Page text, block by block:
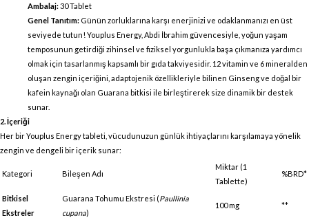
Ambalaj:30 Tablet
Genel Tanıtım: Günün zorluklarına karşı enerjinizi ve odaklanmanızı en üst
seviyede tutun! Youplus Energy, Abdi İbrahim güvencesiyle, yoğun yaşam
temposunun getirdiği zihinsel ve fiziksel yorgunlukla başa çıkmanıza yardımcı
olmak için tasarlanmış kapsamlı bir gıda takviyesidir. 12 vitamin ve 6 mineralden
oluşan zengin içeriğini, adaptojenik özellikleriyle bilinen Ginseng ve doğal bir
kafein kaynağı olan Guarana bitkisi ile birleştirerek size dinamik bir destek
sunar.
2. İçeriği
Her bir Youplus Energy tableti, vücudunuzun günlük ihtiyaçlarını karşılamaya yönelik
zengin ve dengeli bir içerik sunar:
Kategori Bileşen Adı
Miktar (1
Tablette)
%BRD*
Bitkisel
Ekstreler
Guarana Tohumu Ekstresi (Paullinia
cupana)
100 mg **